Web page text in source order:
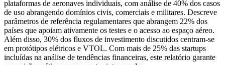
plataformas de aeronaves individuais, com análise de 40% dos casos
de uso abrangendo domínios civis, comerciais e militares. Descreve
parâmetros de referência regulamentares que abrangem 22% dos
países que apoiam ativamente os testes e o acesso ao espaço aéreo.
Além disso, 30% dos fluxos de investimento discutidos centram-se
em protótipos elétricos e VTOL. Com mais de 25% das startups
incluídas na análise de tendências financeiras, este relatório garante